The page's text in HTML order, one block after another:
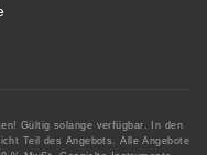
Gültig solange verfügbar. In den
Teil des Angebots. Alle Angebote